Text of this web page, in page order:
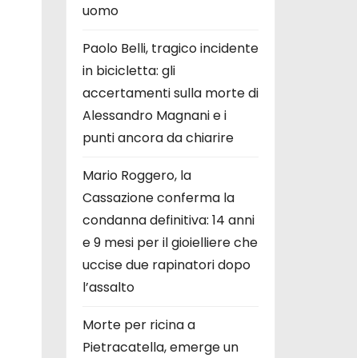
uomo
Paolo Belli, tragico incidente
in bicicletta: gli
accertamenti sulla morte di
Alessandro Magnani e i
punti ancora da chiarire
Mario Roggero, la
Cassazione conferma la
condanna definitiva: 14 anni
e 9 mesi per il gioielliere che
uccise due rapinatori dopo
l’assalto
Morte per ricina a
Pietracatella, emerge un